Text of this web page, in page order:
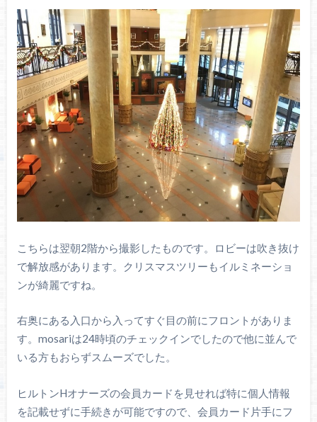
こちらは翌朝2階から撮影したものです。ロビーは吹き抜け
で解放感があります。クリスマスツリーもイルミネーショ
ンが綺麗ですね。
右奥にある入口から入ってすぐ目の前にフロントがありま
す。mosariは24時頃のチェックインでしたので他に並んで
いる方もおらずスムーズでした。
ヒルトンHオナーズの会員カードを見せれば特に個人情報
を記載せずに手続きが可能ですので、会員カード片手にフ